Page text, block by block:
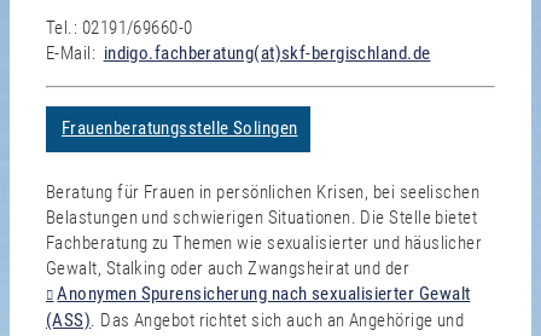
Tel.: 02191/69660-0
E-Mail: indigo.fachberatung(at)skf-bergischland.de
Frauenberatungsstelle Solingen
Beratung für Frauen in persönlichen Krisen, bei seelischen
Belastungen und schwierigen Situationen. Die Stelle bietet
Fachberatung zu Themen wie sexualisierter und häuslicher
Gewalt, Stalking oder auch Zwangsheirat und der
Anonymen Spurensicherung nach sexualisierter Gewalt
(ASS). Das Angebot richtet sich auch an Angehörige und